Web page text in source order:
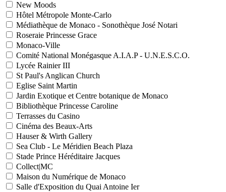
New Moods
Hôtel Métropole Monte-Carlo
Médiathèque de Monaco - Sonothèque José Notari
Roseraie Princesse Grace
Monaco-Ville
Comité National Monégasque A.I.A.P - U.N.E.S.C.O.
Lycée Rainier III
St Paul's Anglican Church
Eglise Saint Martin
Jardin Exotique et Centre botanique de Monaco
Bibliothèque Princesse Caroline
Terrasses du Casino
Cinéma des Beaux-Arts
Hauser & Wirth Gallery
Sea Club - Le Méridien Beach Plaza
Stade Prince Héréditaire Jacques
Collect|MC
Maison du Numérique de Monaco
Salle d'Exposition du Quai Antoine Ier